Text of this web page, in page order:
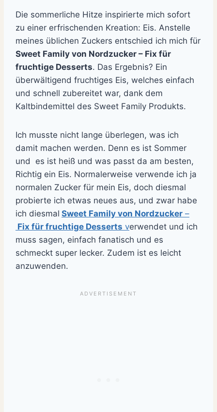
Die sommerliche Hitze inspirierte mich sofort
zu einer erfrischenden Kreation: Eis. Anstelle
meines üblichen Zuckers entschied ich mich für
Sweet Family von Nordzucker – Fix für
fruchtige Desserts. Das Ergebnis? Ein
überwältigend fruchtiges Eis, welches einfach
und schnell zubereitet war, dank dem
Kaltbindemittel des Sweet Family Produkts.
Ich musste nicht lange überlegen, was ich
damit machen werden. Denn es ist Sommer
und es ist heiß und was passt da am besten,
Richtig ein Eis. Normalerweise verwende ich ja
normalen Zucker für mein Eis, doch diesmal
probierte ich etwas neues aus, und zwar habe
ich diesmal Sweet Family von Nordzucker –
Fix für fruchtige Desserts verwendet und ich
muss sagen, einfach fanatisch und es
schmeckt super lecker. Zudem ist es leicht
anzuwenden.